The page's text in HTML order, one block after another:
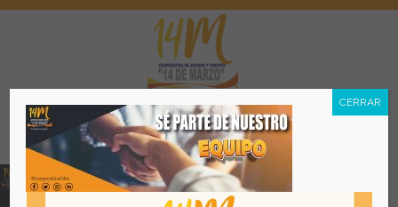
Menú
CERRAR